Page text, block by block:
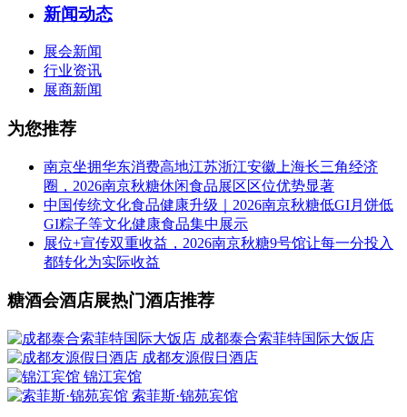
新闻动态
展会新闻
行业资讯
展商新闻
为您推荐
南京坐拥华东消费高地江苏浙江安徽上海长三角经济
圈，2026南京秋糖休闲食品展区区位优势显著
中国传统文化食品健康升级｜2026南京秋糖低GI月饼低
GI粽子等文化健康食品集中展示
展位+宣传双重收益，2026南京秋糖9号馆让每一分投入
都转化为实际收益
糖酒会酒店展热门酒店推荐
成都泰合索菲特国际大饭店
成都友源假日酒店
锦江宾馆
索菲斯·锦苑宾馆